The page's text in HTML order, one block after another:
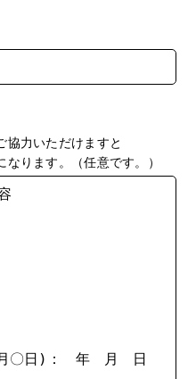
協力いただけますと
ります。（任意です。）